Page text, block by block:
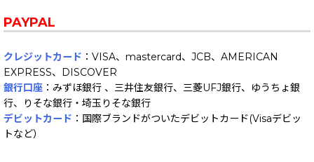
PAYPAL
クレジットカード ：VISA、mastercard、JCB、AMERICAN
EXPRESS、DISCOVER
銀行口座 ：みずほ銀行 、三井住友銀行、三菱UFJ銀行、ゆうちょ銀
行、りそな銀行・埼玉りそな銀行
デビットカード ：国際ブランドがついたデビットカード(Visaデビッ
トなど）